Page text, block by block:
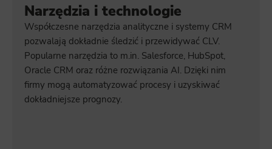
Narzędzia i technologie
Współczesne narzędzia analityczne i systemy CRM
pozwalają dokładnie śledzić i przewidywać CLV.
Popularne narzędzia to m.in. Salesforce, HubSpot,
Oracle CRM oraz różne rozwiązania AI. Dzięki nim
firmy mogą automatyzować procesy i uzyskiwać
dokładniejsze prognozy.